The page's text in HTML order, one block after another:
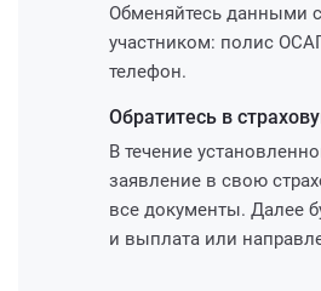
Обменяйтесь данными
участником: полис
телефон.
Обратитесь в
В течение
заявление в свою
все документы. Далее
и выплата или